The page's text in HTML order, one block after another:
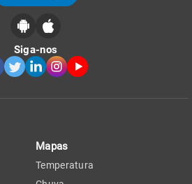
Siga-nos
Mapas
Temperatura